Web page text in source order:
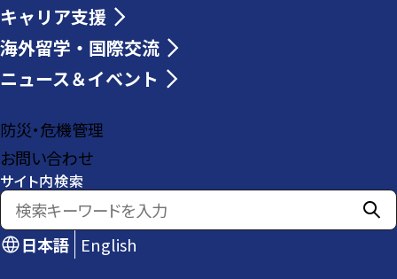
キャリア支援
海外留学・国際交流
ニュース＆イベント
防災・危機管理
お問い合わせ
サイト内検索
日本語 English